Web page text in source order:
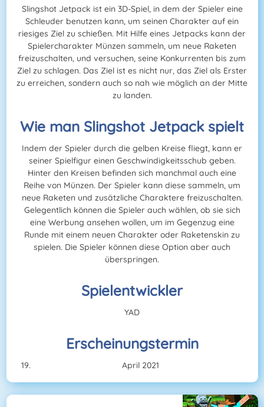
Slingshot Jetpack ist ein 3D-Spiel, in dem der Spieler eine
Schleuder benutzen kann, um seinen Charakter auf ein
riesiges Ziel zu schießen. Mit Hilfe eines Jetpacks kann der
Spielercharakter Münzen sammeln, um neue Raketen
freizuschalten, und versuchen, seine Konkurrenten bis zum
Ziel zu schlagen. Das Ziel ist es nicht nur, das Ziel als Erster
zu erreichen, sondern auch so nah wie möglich an der Mitte
zu landen.
Wie man Slingshot Jetpack spielt
Indem der Spieler durch die gelben Kreise fliegt, kann er
seiner Spielfigur einen Geschwindigkeitsschub geben.
Hinter den Kreisen befinden sich manchmal auch eine
Reihe von Münzen. Der Spieler kann diese sammeln, um
neue Raketen und zusätzliche Charaktere freizuschalten.
Gelegentlich können die Spieler auch wählen, ob sie sich
eine Werbung ansehen wollen, um im Gegenzug eine
Runde mit einem neuen Charakter oder Raketenskin zu
spielen. Die Spieler können diese Option aber auch
überspringen.
Spielentwickler
YAD
Erscheinungstermin
April 2021